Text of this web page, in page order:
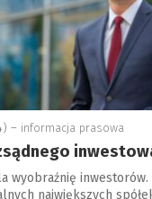
– informacja prasowa
wyobraźnię inwestorów.
największych